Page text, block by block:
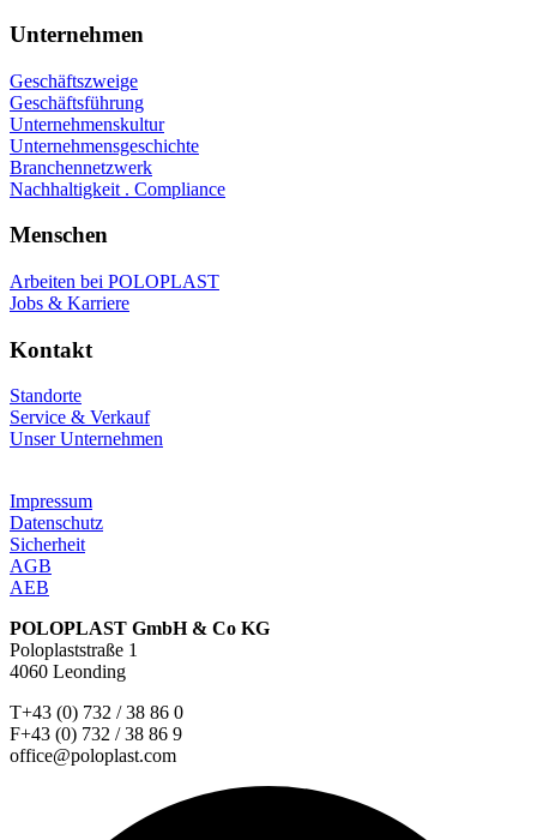
Unternehmen
Geschäftszweige
Geschäftsführung
Unternehmenskultur
Unternehmensgeschichte
Branchennetzwerk
Nachhaltigkeit . Compliance
Menschen
Arbeiten bei POLOPLAST
Jobs & Karriere
Kontakt
Standorte
Service & Verkauf
Unser Unternehmen
Impressum
Datenschutz
Sicherheit
AGB
AEB
POLOPLAST GmbH & Co KG
Poloplaststraße 1
4060 Leonding
T+43 (0) 732 / 38 86 0
F+43 (0) 732 / 38 86 9
office@poloplast.com